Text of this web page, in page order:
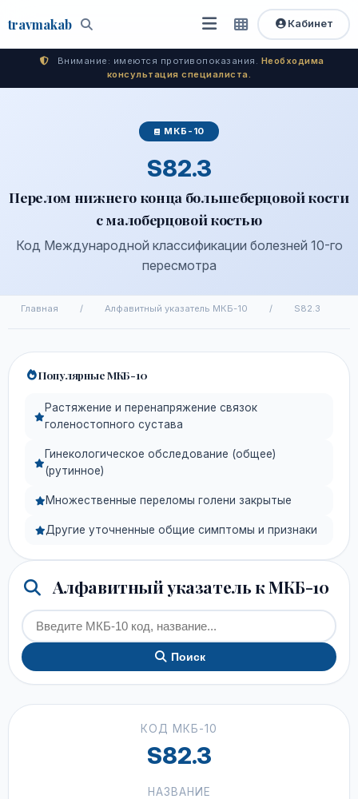
travmakab Поиск
Открыть
меню
Быстрый
доступ
Кабинет
Внимание: имеются противопоказания. Необходима
консультация специалиста.
МКБ-10
S82.3
Перелом нижнего конца большеберцовой кости
с малоберцовой костью
Код Международной классификации болезней 10-го
пересмотра
Главная / Алфавитный указатель МКБ-10 / S82.3
Популярные МКБ-10
Растяжение и перенапряжение связок
голеностопного сустава
Гинекологическое обследование (общее)
(рутинное)
Множественные переломы голени закрытые
Другие уточненные общие симптомы и признаки
Алфавитный указатель к МКБ-10
Поиск
КОД МКБ-10
S82.3
НАЗВАНИЕ